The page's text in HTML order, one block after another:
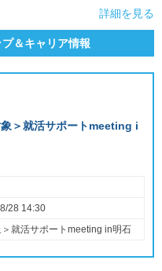
詳細を見る
＆キャリア情報
象＞就活サポートmeeting i
28 14:30
＞就活サポートmeeting in明石